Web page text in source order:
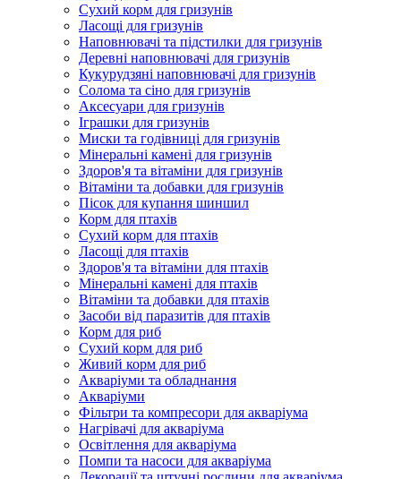
Сухий корм для гризунів
Ласощі для гризунів
Наповнювачі та підстилки для гризунів
Деревні наповнювачі для гризунів
Кукурудзяні наповнювачі для гризунів
Солома та сіно для гризунів
Аксесуари для гризунів
Іграшки для гризунів
Миски та годівниці для гризунів
Мінеральні камені для гризунів
Здоров'я та вітаміни для гризунів
Вітаміни та добавки для гризунів
Пісок для купання шиншил
Корм для птахів
Сухий корм для птахів
Ласощі для птахів
Здоров'я та вітаміни для птахів
Мінеральні камені для птахів
Вітаміни та добавки для птахів
Засоби від паразитів для птахів
Корм для риб
Сухий корм для риб
Живий корм для риб
Акваріуми та обладнання
Акваріуми
Фільтри та компресори для акваріума
Нагрівачі для акваріума
Освітлення для акваріума
Помпи та насоси для акваріума